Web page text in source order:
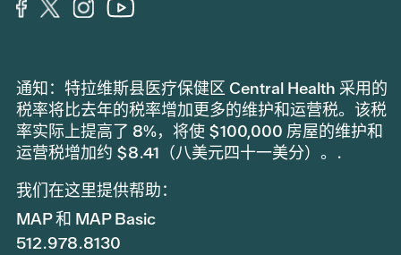
通知：特拉维斯县医疗保健区 Central Health 采用的
税率将比去年的税率增加更多的维护和运营税。该税
率实际上提高了 8%，将使 $100,000 房屋的维护和
运营税增加约 $8.41（八美元四十一美分）。.
我们在这里提供帮助：
MAP 和 MAP Basic
512.978.8130